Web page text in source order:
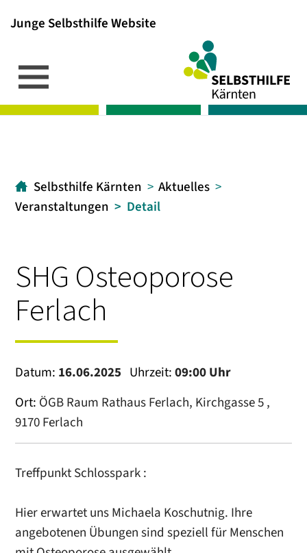
Junge Selbsthilfe Website
[1]
[2]
[3]
Selbsthilfe Kärnten
Aktuelles
Veranstaltungen
Detail
SHG Osteoporose
Ferlach
Datum: 16.06.2025 Uhrzeit:09:00 Uhr
Ort: ÖGB Raum Rathaus Ferlach, Kirchgasse 5 ,
9170 Ferlach
Treffpunkt Schlosspark :
Hier erwartet uns Michaela Koschutnig. Ihre
angebotenen Übungen sind speziell für Menschen